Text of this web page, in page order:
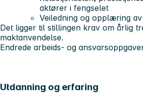
aktører i fengselet
Veiledning og opplæring
Det ligger til stillingen krav om årlig
maktanvendelse.
Endrede arbeids- og
Utdanning og erfaring